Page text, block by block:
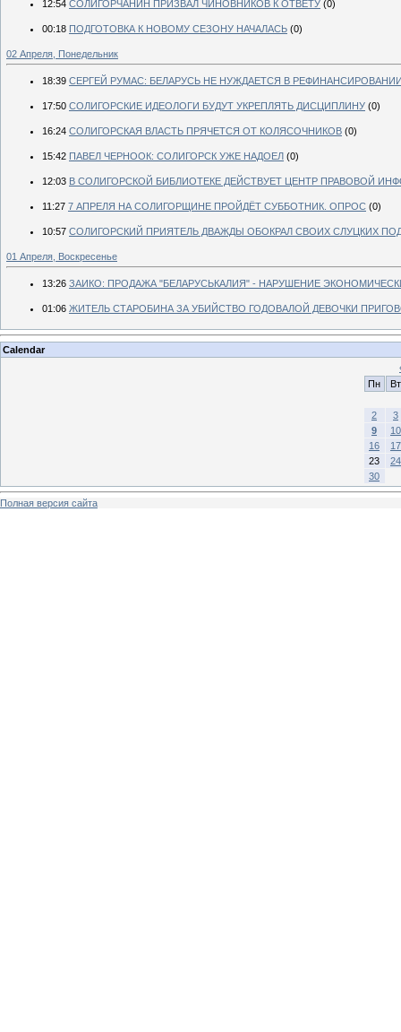
12:54 СОЛИГОРЧАНИН ПРИЗВАЛ ЧИНОВНИКОВ К ОТВЕТУ (0)
00:18 ПОДГОТОВКА К НОВОМУ СЕЗОНУ НАЧАЛАСЬ (0)
02 Апреля, Понедельник
18:39 СЕРГЕЙ РУМАС: БЕЛАРУСЬ НЕ НУЖДАЕТСЯ В
17:50 СОЛИГОРСКИЕ ИДЕОЛОГИ БУДУТ УКРЕПЛЯТЬ ДИСЦИПЛИНУ (0)
16:24 СОЛИГОРСКАЯ ВЛАСТЬ ПРЯЧЕТСЯ ОТ КОЛЯСОЧНИКОВ (0)
15:42 ПАВЕЛ ЧЕРНООК: СОЛИГОРСК УЖЕ НАДОЕЛ (0)
12:03 В СОЛИГОРСКОЙ БИБЛИОТЕКЕ ДЕЙСТВУЕТ ЦЕНТР ПРАВОВОЙ
11:27 7 АПРЕЛЯ НА СОЛИГОРЩИНЕ ПРОЙДЁТ СУББОТНИК. ОПРОС (0)
10:57 СОЛИГОРСКИЙ ПРИЯТЕЛЬ ДВАЖДЫ ОБОКРАЛ СВОИХ СЛУЦКИХ
01 Апреля, Воскресенье
13:26 ЗАИКО: ПРОДАЖА "БЕЛАРУСЬКАЛИЯ" - НАРУШЕНИЕ
01:06 ЖИТЕЛЬ СТАРОБИНА ЗА УБИЙСТВО ГОДОВАЛОЙ ДЕВОЧКИ
Calendar
Пн
Вт
2
3
9
10
16
17
23
24
30
Полная версия сайта